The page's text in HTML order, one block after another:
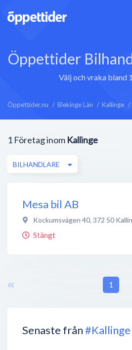
Öppettider
Välj och vraka bland
Öppettider.nu Blekinge Län Kallinge
Senaste från#Kallinge
1 Företag inom Kallinge
BILHANDLARE
Mesa bil AB
Kockumsvägen 40, 372 50
Stängt
1